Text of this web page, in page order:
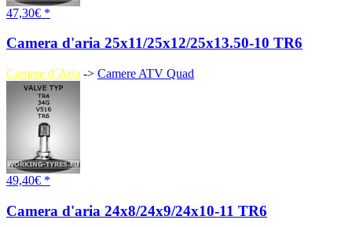
47,30€ *
Camera d'aria 25x11/25x12/25x13.50-10 TR6
Camere d´Aria -> Camere ATV Quad
49,40€ *
Camera d'aria 24x8/24x9/24x10-11 TR6